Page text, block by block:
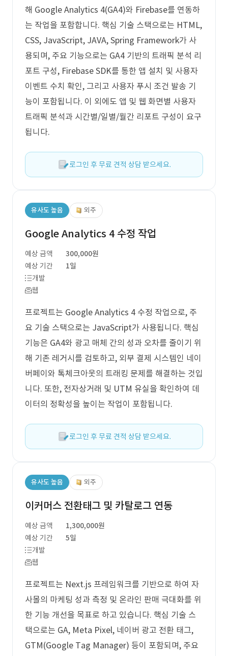
해 Google Analytics 4(GA4)와 Firebase를 연동하
는 작업을 포함합니다. 핵심 기술 스택으로는 HTML,
CSS, JavaScript, JAVA, Spring Framework가 사
용되며, 주요 기능으로는 GA4 기반의 트래픽 분석 리
포트 구성, Firebase SDK를 통한 앱 설치 및 사용자
이벤트 수치 확인, 그리고 사용자 푸시 조건 발송 기
능이 포함됩니다. 이 외에도 앱 및 웹 화면별 사용자
트래픽 분석과 시간별/일별/월간 리포트 구성이 요구
됩니다.
로그인 후 무료 견적 상담 받으세요.
유사도 높음 외주
Google Analytics 4 수정 작업
예상 금액
300,000원
예상 기간
1일
개발
웹
프로젝트는 Google Analytics 4 수정 작업으로, 주
요 기술 스택으로는 JavaScript가 사용됩니다. 핵심
기능은 GA4와 광고 매체 간의 성과 오차를 줄이기 위
해 기존 레거시를 검토하고, 외부 결제 시스템인 네이
버페이와 톡체크아웃의 트래킹 문제를 해결하는 것입
니다. 또한, 전자상거래 및 UTM 유실을 확인하여 데
이터의 정확성을 높이는 작업이 포함됩니다.
로그인 후 무료 견적 상담 받으세요.
유사도 높음 외주
이커머스 전환태그 및 카탈로그 연동
예상 금액
1,300,000원
예상 기간
5일
개발
웹
프로젝트는 Next.js 프레임워크를 기반으로 하여 자
사몰의 마케팅 성과 측정 및 온라인 판매 극대화를 위
한 기능 개선을 목표로 하고 있습니다. 핵심 기술 스
택으로는 GA, Meta Pixel, 네이버 광고 전환 태그,
GTM(Google Tag Manager) 등이 포함되며, 주요